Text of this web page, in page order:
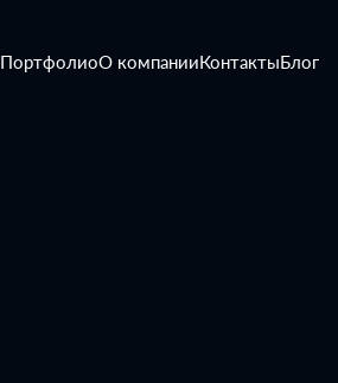
ПортфолиоО компанииКонтактыБлог